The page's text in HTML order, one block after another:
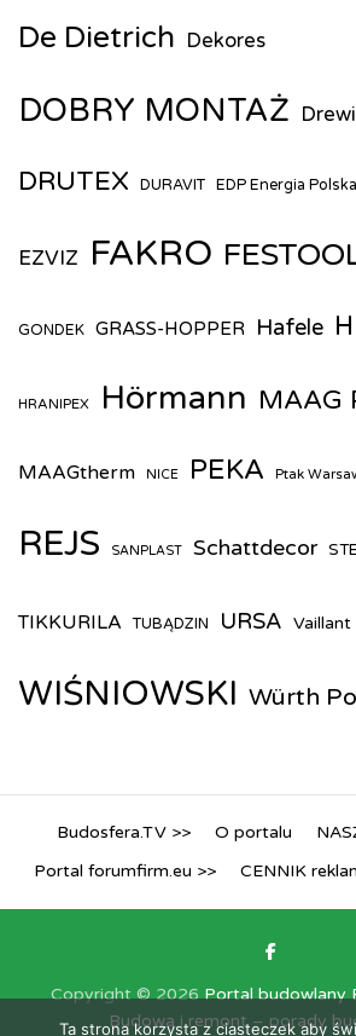
De Dietrich Dekores
DOBRY MONTAŻ
DRUTEX DURAVIT EDP Energia Polska
EZVIZ FAKRO
GONDEK GRASS-HOPPER Hafele
HRANIPEX Hörmann MAAG
MAAGtherm NICE PEKA Ptak
REJS SANPLAST Schattdecor
TIKKURILA TUBĄDZIN URSA Vaillant
WIŚNIOWSKI Würth
Budosfera.TV >> O portalu
Portal forumfirm.eu >>
CENNIK
Copyright © 2026Portal budowlany
Budowa i remont – porady
Ta strona korzysta z ciasteczek aby